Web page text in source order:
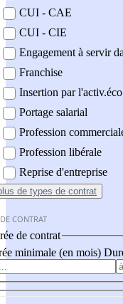
CUI - CAE
CUI - CIE
Engagement à servir
Franchise
Insertion par
Portage salarial
Profession
Profession libérale
Reprise d'entreprise
de types de contrat
CONTRAT
de contrat
minimale (en mois)